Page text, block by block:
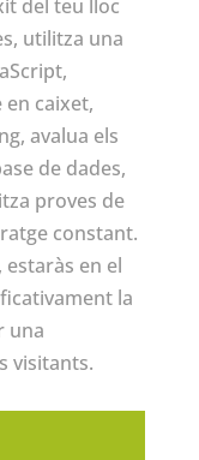
del teu lloc
utilitza una
en caixet,
avalua els
de dades,
proves de
constant.
en el
la
una
visitants.